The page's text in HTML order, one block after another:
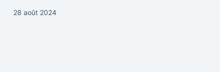
28 août 2024